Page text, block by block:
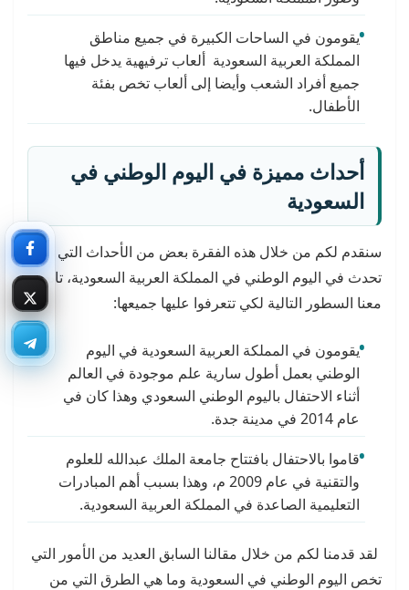
يقومون في الساحات الكبيرة في جميع مناطق
المملكة العربية السعودية ألعاب ترفيهية يدخل فيها
جميع أفراد الشعب وأيضا إلى ألعاب تخص بفئة
الأطفال.
أحداث مميزة في اليوم الوطني في
السعودية
سنقدم لكم من خلال هذه الفقرة بعض من الأحداث التي
تحدث في اليوم الوطني في المملكة العربية السعودية، تابعوا
معنا السطور التالية لكي تتعرفوا عليها جميعها:
يقومون في المملكة العربية السعودية في اليوم
الوطني بعمل أطول سارية علم موجودة في العالم
أثناء الاحتفال باليوم الوطني السعودي وهذا كان في
عام 2014 في مدينة جدة.
قاموا بالاحتفال بافتتاح جامعة الملك عبدالله للعلوم
والتقنية في عام 2009 م، وهذا بسبب أهم المبادرات
التعليمية الصاعدة في المملكة العربية السعودية.
لقد قدمنا لكم من خلال مقالنا السابق العديد من الأمور التي
تخص اليوم الوطني في السعودية وما هي الطرق التي من